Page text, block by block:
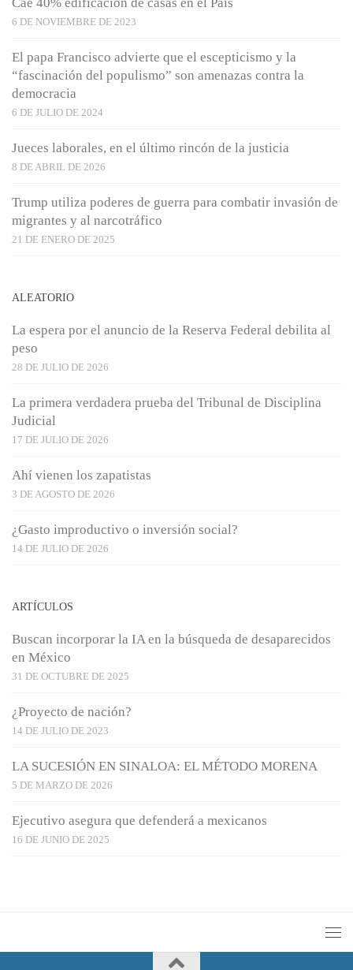
6 DE NOVIEMBRE DE 2023
El papa Francisco advierte que el escepticismo y la
“fascinación del populismo” son amenazas contra la
democracia
6 DE JULIO DE 2024
Jueces laborales, en el último rincón de la justicia
8 DE ABRIL DE 2026
Trump utiliza poderes de guerra para combatir invasión de
migrantes y al narcotráfico
21 DE ENERO DE 2025
ALEATORIO
La espera por el anuncio de la Reserva Federal debilita al
peso
28 DE JULIO DE 2026
La primera verdadera prueba del Tribunal de Disciplina
Judicial
17 DE JULIO DE 2026
Ahí vienen los zapatistas
3 DE AGOSTO DE 2026
¿Gasto improductivo o inversión social?
14 DE JULIO DE 2026
ARTÍCULOS
Buscan incorporar la IA en la búsqueda de desaparecidos
en México
31 DE OCTUBRE DE 2025
¿Proyecto de nación?
14 DE JULIO DE 2023
LA SUCESIÓN EN SINALOA: EL MÉTODO MORENA
5 DE MARZO DE 2026
Ejecutivo asegura que defenderá a mexicanos
16 DE JUNIO DE 2025